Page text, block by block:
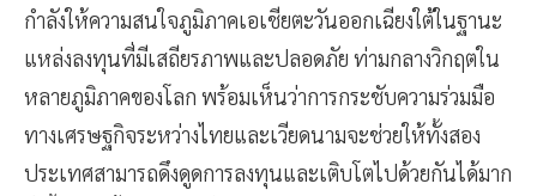
กำลังให้ความสนใจภูมิภาคเอเชียตะวันออกเฉียงใต้ในฐานะ
แหล่งลงทุนที่มีเสถียรภาพและปลอดภัย ท่ามกลางวิกฤตใน
หลายภูมิภาคของโลก พร้อมเห็นว่าการกระชับความร่วมมือ
ทางเศรษฐกิจระหว่างไทยและเวียดนามจะช่วยให้ทั้งสอง
ประเทศสามารถดึงดูดการลงทุนและเติบโตไปด้วยกันได้มาก